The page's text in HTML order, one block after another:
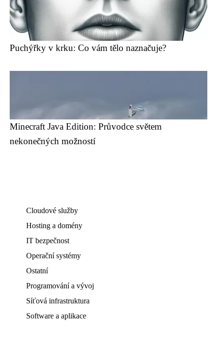
Puchýřky v krku: Co vám tělo naznačuje?
Minecraft Java Edition: Průvodce světem
nekonečných možností
Cloudové služby
Hosting a domény
IT bezpečnost
Operační systémy
Ostatní
Programování a vývoj
Síťová infrastruktura
Software a aplikace